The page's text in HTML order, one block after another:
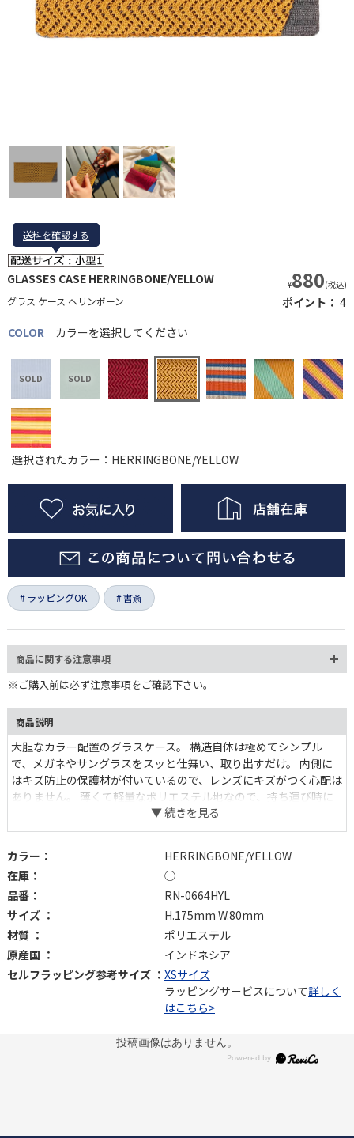
送料を確認する
送料を確認する
GLASSES CASE HERRINGBONE/YELLOW
グラス ケース ヘリンボーン
¥880(税込)
ポイント： 4
COLOR
カラーを選択してください
選択されたカラー：HERRINGBONE/YELLOW
ラッピングOK 書斎
商品に関する注意事項
※ご購入前は必ず注意事項をご確認下さい。
商品説明
大胆なカラー配置のグラスケース。 構造自体は極めてシンプル
で、メガネやサングラスをスッと仕舞い、取り出すだけ。 内側に
はキズ防止の保護材が付いているので、レンズにキズがつく心配は
ありません。 薄くて軽量なポリエステル地なので、持ち運び時に
もスペースをとらず、 バッグの中やいつもの保管場所で鮮やかにそ
の存在を主張します。
カラー：
HERRINGBONE/YELLOW
在庫：
◯
品番：
RN-0664HYL
サイズ ：
H.175mm W.80mm
材質 ：
ポリエステル
原産国 ：
インドネシア
セルフラッピング参考サイズ ： XSサイズ
ラッピングサービスについて詳しく
はこちら>
投稿画像はありません。